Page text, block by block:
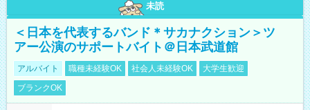
未読
＜日本を代表するバンド＊サカナクション＞ツ
アー公演のサポートバイト＠日本武道館
アルバイト 職種未経験OK 社会人未経験OK
大学生歓迎
ブランクOK